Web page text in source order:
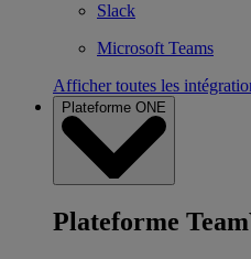
Slack
Microsoft Teams
Afficher toutes les
Plateforme ONE
Plateforme